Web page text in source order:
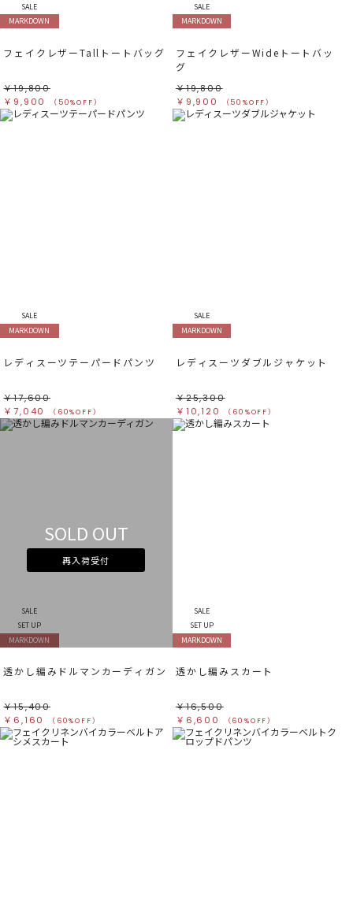
SALE
MARKDOWN
フェイクレザーTallトートバッグ
￥19,800
￥9,900
（50%OFF）
SALE
MARKDOWN
フェイクレザーWideトートバッ
グ
￥19,800
￥9,900
（50%OFF）
SALE
MARKDOWN
レディスーツテーパードパンツ
￥17,600
￥7,040
（60%OFF）
SALE
MARKDOWN
レディスーツダブルジャケット
￥25,300
￥10,120
（60%OFF）
SOLD OUT
再入荷受付
SALE
SET UP
MARKDOWN
透かし編みドルマンカーディガン
￥15,400
￥6,160
（60%OFF）
SALE
SET UP
MARKDOWN
透かし編みスカート
￥16,500
￥6,600
（60%OFF）